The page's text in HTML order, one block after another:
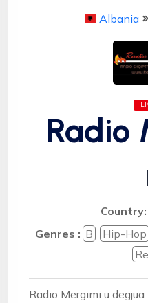
Albania
Radio
Country:
Genres : B Hip-Hop
Radio Mergimi u